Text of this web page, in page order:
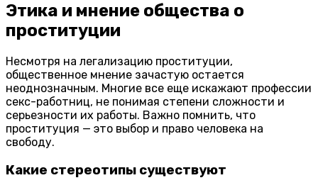
Этика и мнение общества о
проституции
Несмотря на легализацию проституции,
общественное мнение зачастую остается
неоднозначным. Многие все еще искажают профессии
секс-работниц, не понимая степени сложности и
серьезности их работы. Важно помнить, что
проституция — это выбор и право человека на
свободу.
Какие стереотипы существуют